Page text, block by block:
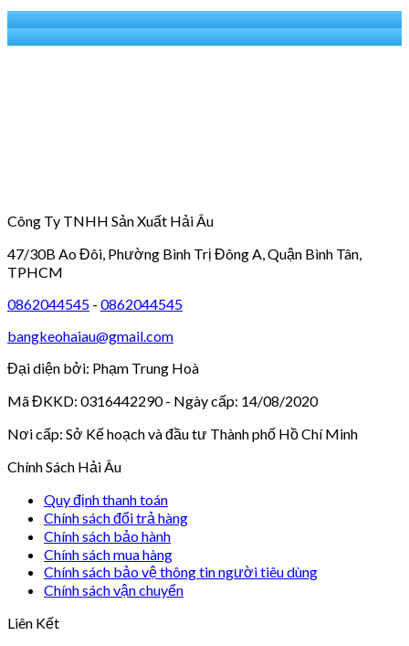
Công Ty TNHH Sản Xuất Hải Âu
47/30B Ao Đôi, Phường Bình Trị Đông A, Quận Bình Tân,
TPHCM
0862044545 - 0862044545
bangkeohaiau@gmail.com
Đại diện bởi: Phạm Trung Hoà
Mã ĐKKD: 0316442290 - Ngày cấp: 14/08/2020
Nơi cấp: Sở Kế hoạch và đầu tư Thành phố Hồ Chí Minh
Chính Sách Hải Âu
Quy định thanh toán
Chính sách đổi trả hàng
Chính sách bảo hành
Chính sách mua hàng
Chính sách bảo vệ thông tin người tiêu dùng
Chính sách vận chuyển
Liên Kết